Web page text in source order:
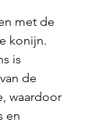
met de
konijn.
is
de
waardoor
en